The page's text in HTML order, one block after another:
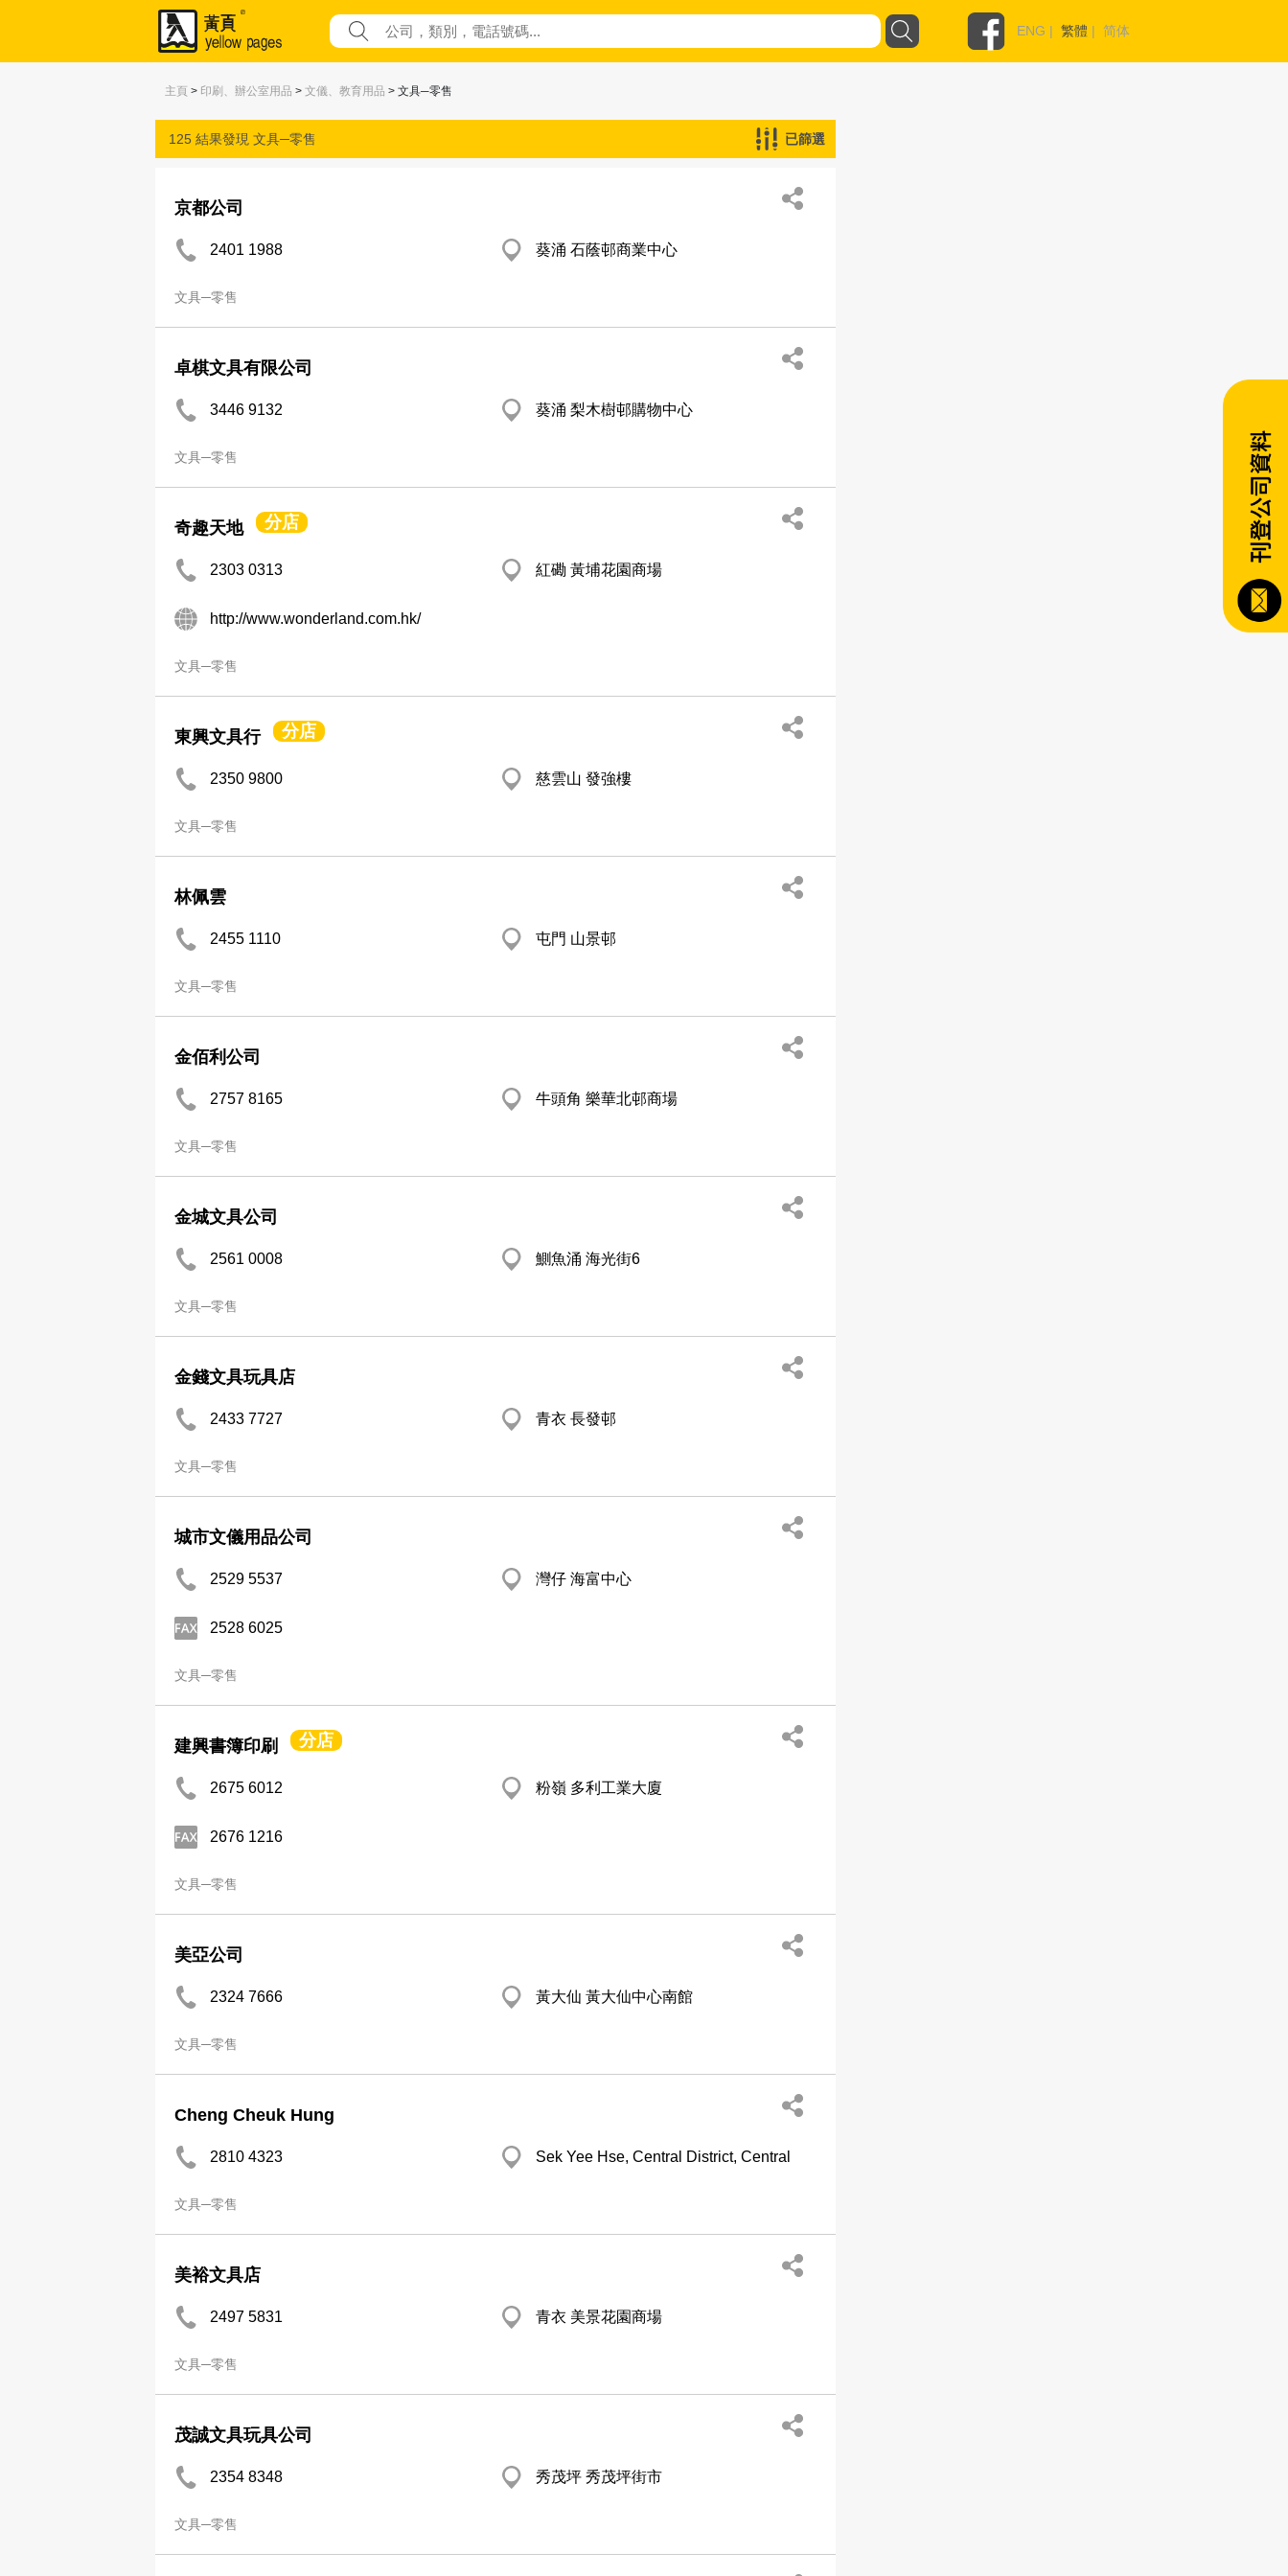
ENG | 繁體 | 简体
主頁 > 印刷、辦公室用品 > 文儀、教育用品 > 文具─零售
125 結果發現 文具─零售 已篩選
京都公司
2401 1988 葵涌 石蔭邨商業中心
文具─零售
卓棋文具有限公司
3446 9132 葵涌 梨木樹邨購物中心
文具─零售
奇趣天地 分店
2303 0313 紅磡 黃埔花園商場
http://www.wonderland.com.hk/
文具─零售
東興文具行 分店
2350 9800 慈雲山 發強樓
文具─零售
林佩雲
2455 1110 屯門 山景邨
文具─零售
金佰利公司
2757 8165 牛頭角 樂華北邨商場
文具─零售
金城文具公司
2561 0008 鰂魚涌 海光街6
文具─零售
金錢文具玩具店
2433 7727 青衣 長發邨
文具─零售
城市文儀用品公司
2529 5537 灣仔 海富中心
2528 6025
文具─零售
建興書簿印刷 分店
2675 6012 粉嶺 多利工業大廈
2676 1216
文具─零售
美亞公司
2324 7666 黃大仙 黃大仙中心南館
文具─零售
Cheng Cheuk Hung
2810 4323 Sek Yee Hse, Central District, Central
文具─零售
美裕文具店
2497 5831 青衣 美景花園商場
文具─零售
茂誠文具玩具公司
2354 8348 秀茂坪 秀茂坪街市
文具─零售